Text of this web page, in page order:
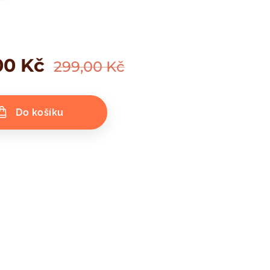
Kč 299,00Kč
Do košíku